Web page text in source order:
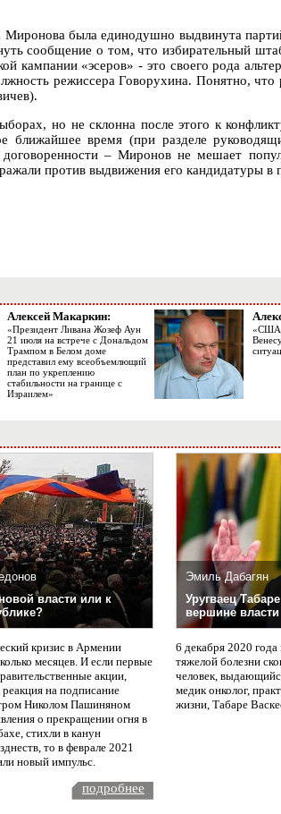
Миронова была единодушно выдвинута
сообщение о том, что избирательный
кампании «эсеров» - это своего рода
режиссера Говорухина. Понятно, что
но не склонна после этого к
ближайшее время (при разделе
– Миронов не мешает
против выдвижения его кандидатуры в
Алексей Макаркин:
«Президент Ливана Жозеф Аун
21 июля на встрече с Дональдом
Трампом в Белом доме
представил ему всеобъемлющий
план по укреплению
стабильности на границе с
Израилем»
«США
власти или к
кризис в Армении
месяцев. И если первые
акции,
на подписание
Николом Пашиняном
о прекращении огня в
стихли в канун
то в феврале 2021
новый импульс.
Эмиль Дабагян
Уругваец
вершине власти
6 декабря 2020
тяжелой болезни
человек,
медик онколог,
жизни, Табаре
подробнее